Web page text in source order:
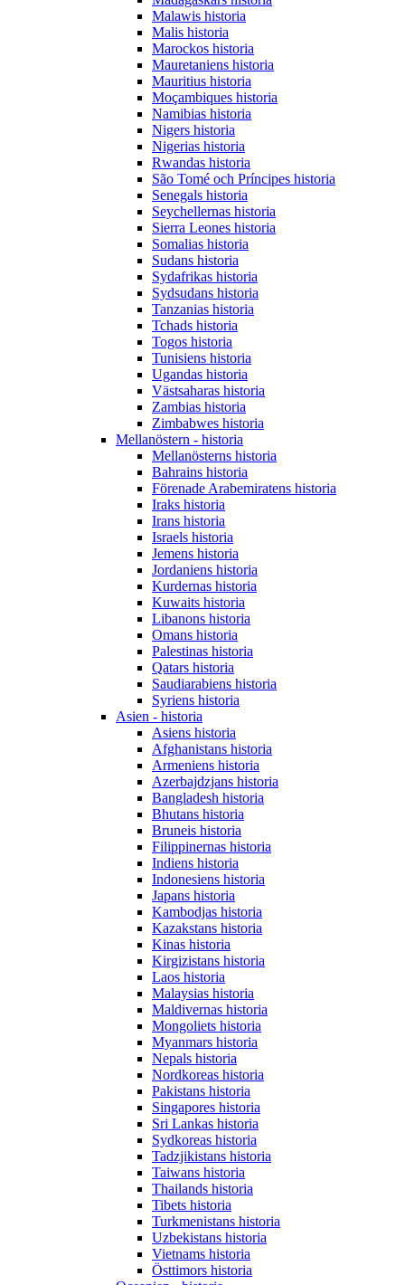
Malawis historia
Malis historia
Marockos historia
Mauretaniens historia
Mauritius historia
Moçambiques historia
Namibias historia
Nigers historia
Nigerias historia
Rwandas historia
São Tomé och Príncipes historia
Senegals historia
Seychellernas historia
Sierra Leones historia
Somalias historia
Sudans historia
Sydafrikas historia
Sydsudans historia
Tanzanias historia
Tchads historia
Togos historia
Tunisiens historia
Ugandas historia
Västsaharas historia
Zambias historia
Zimbabwes historia
Mellanöstern - historia
Mellanösterns historia
Bahrains historia
Förenade Arabemiratens historia
Iraks historia
Irans historia
Israels historia
Jemens historia
Jordaniens historia
Kurdernas historia
Kuwaits historia
Libanons historia
Omans historia
Palestinas historia
Qatars historia
Saudiarabiens historia
Syriens historia
Asien - historia
Asiens historia
Afghanistans historia
Armeniens historia
Azerbajdzjans historia
Bangladesh historia
Bhutans historia
Bruneis historia
Filippinernas historia
Indiens historia
Indonesiens historia
Japans historia
Kambodjas historia
Kazakstans historia
Kinas historia
Kirgizistans historia
Laos historia
Malaysias historia
Maldivernas historia
Mongoliets historia
Myanmars historia
Nepals historia
Nordkoreas historia
Pakistans historia
Singapores historia
Sri Lankas historia
Sydkoreas historia
Tadzjikistans historia
Taiwans historia
Thailands historia
Tibets historia
Turkmenistans historia
Uzbekistans historia
Vietnams historia
Östtimors historia